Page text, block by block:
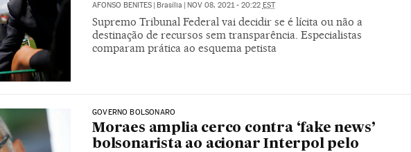
AFONSO BENITES Brasília NOV 08, 2021 - 20:22 EST
Supremo Tribunal Federal vai decidir se é lícita ou não a
destinação de recursos sem transparência. Especialistas
comparam prática ao esquema petista
GOVERNO BOLSONARO
Moraes amplia cerco contra ‘fake news’
bolsonarista ao acionar Interpol pelo